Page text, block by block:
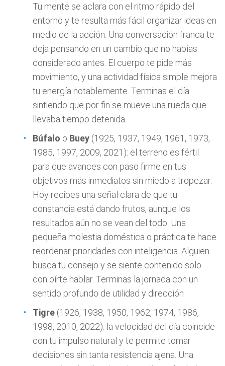
Tu mente se aclara con el ritmo rápido del
entorno y te resulta más fácil organizar ideas en
medio de la acción. Una conversación franca te
deja pensando en un cambio que no habías
considerado antes. El cuerpo te pide más
movimiento, y una actividad física simple mejora
tu energía notablemente. Terminas el día
sintiendo que por fin se mueve una rueda que
llevaba tiempo detenida
Búfalo o Buey (1925, 1937, 1949, 1961, 1973,
1985, 1997, 2009, 2021): el terreno es fértil
para que avances con paso firme en tus
objetivos más inmediatos sin miedo a tropezar.
Hoy recibes una señal clara de que tu
constancia está dando frutos, aunque los
resultados aún no se vean del todo. Una
pequeña molestia doméstica o práctica te hace
reordenar prioridades con inteligencia. Alguien
busca tu consejo y se siente contenido solo
con oírte hablar. Terminas la jornada con un
sentido profundo de utilidad y dirección
Tigre (1926, 1938, 1950, 1962, 1974, 1986,
1998, 2010, 2022): la velocidad del día coincide
con tu impulso natural y te permite tomar
decisiones sin tanta resistencia ajena. Una